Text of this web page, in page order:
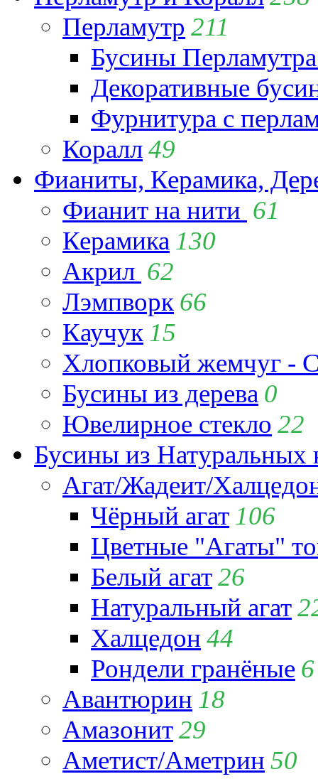
Перламутр 211
Бусины
Декоративные
Фурнитура с
Коралл49
Фианиты, Керамика,
Фианит на нити 61
Керамика 130
Акрил 62
Лэмпворк 66
Каучук 15
Хлопковый жемчуг -
Бусины из дерева 0
Ювелирное стекло 22
Бусины из Натуральных
Агат/Жадеит/
Чёрный агат 106
Цветные "Агаты"
Белый агат26
Натуральный агат
Халцедон 44
Рондели гранёные 6
Авантюрин 18
Амазонит29
Аметист/Аметрин 50